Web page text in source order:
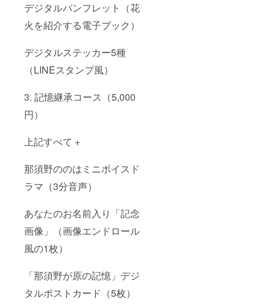
デジタルパンフレット（花
火を紹介する電子ブック）
デジタルステッカー5種
（LINEスタンプ風）
3. 記憶継承コース（5,000
円）
上記すべて +
那須野ののはミニボイスド
ラマ（3分音声）
あなたのお名前入り「記念
画像」（画像エンドロール
風の1枚）
「那須野が原の記憶」デジ
タルポストカード（5枚）